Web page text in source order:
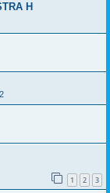
H
1 2 3